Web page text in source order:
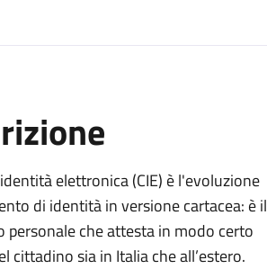
elettronica (CIE) è l'evoluzione
di identità in versione cartacea: è il
personale che attesta in modo certo
cittadino sia in Italia che all’estero.